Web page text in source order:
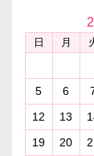
日 月
5
6
12
13
19
20